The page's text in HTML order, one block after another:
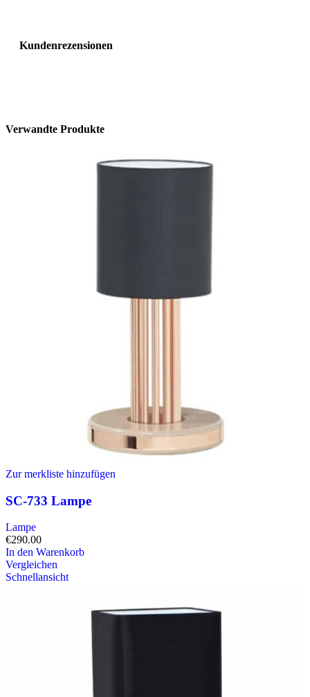
Kundenrezensionen
Verwandte Produkte
Zur merkliste hinzufügen
SC-733 Lampe
Lampe
€290.00
In den Warenkorb
Vergleichen
Schnellansicht